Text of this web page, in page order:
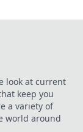
look at current
keep you
a variety of
world around